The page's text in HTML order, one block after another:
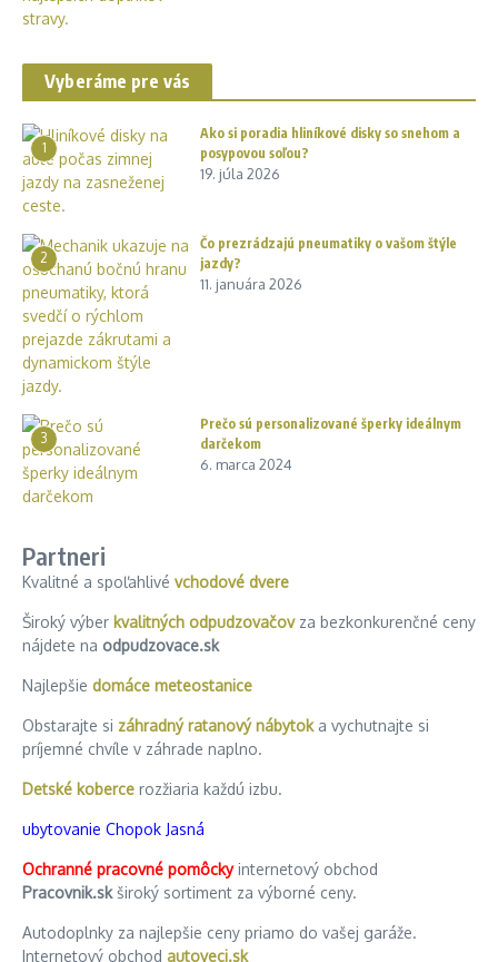
Vyberáme pre vás
1
Ako si poradia hliníkové disky so snehom a
posypovou soľou?
19. júla 2026
2
Čo prezrádzajú pneumatiky o vašom štýle
jazdy?
11. januára 2026
3
Prečo sú personalizované šperky ideálnym
darčekom
6. marca 2024
Partneri
Kvalitné a spoľahlivé vchodové dvere
Široký výber kvalitných odpudzovačovza bezkonkurenčné ceny
nájdete na odpudzovace.sk
Najlepšie domáce meteostanice
Obstarajte si záhradný ratanový nábytoka vychutnajte si
príjemné chvíle v záhrade naplno.
Detské koberce rozžiaria každú izbu.
ubytovanie Chopok Jasná
Ochranné pracovné pomôckyinternetový obchod
Pracovnik.skširoký sortiment za výborné ceny.
Autodoplnky za najlepšie ceny priamo do vašej garáže.
Internetový obchod autoveci.sk